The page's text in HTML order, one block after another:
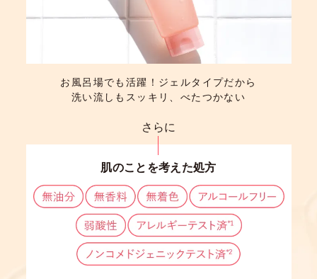
お風呂場でも活躍！ジェルタイプだから
洗い流しもスッキリ、べたつかない
さらに
肌のことを考えた処方